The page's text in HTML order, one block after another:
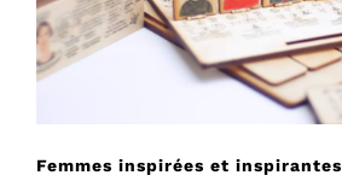
Femmes inspirées et inspirantes